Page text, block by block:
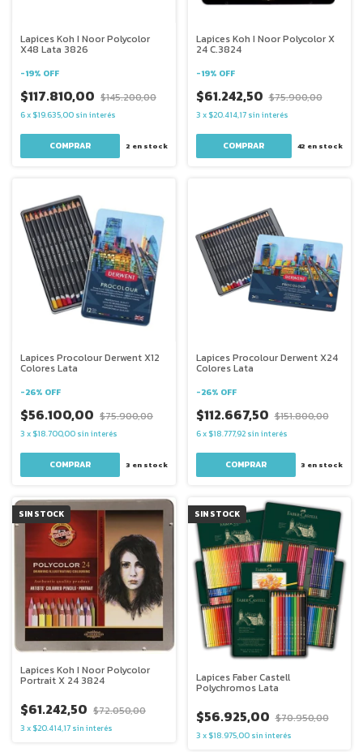
Lapices Koh I Noor Polycolor
X48 Lata 3826
-19% OFF
$117.810,00 $145.200,00
6x $19.635,00 sin interés
2 en stock
Lapices Koh I Noor Polycolor X
24 C.3824
-19% OFF
$61.242,50 $75.900,00
3 x $20.414,17 sin interés
42 en stock
Lapices Procolour Derwent X12
Colores Lata
-26% OFF
$56.100,00 $75.900,00
3 x $18.700,00 sin interés
3 en stock
Lapices Procolour Derwent X24
Colores Lata
-26% OFF
$112.667,50 $151.800,00
6x $18.777,92 sin interés
3 en stock
SIN STOCK
Lapices Koh I Noor Polycolor
Portrait X 24 3824
$61.242,50 $72.050,00
3 x $20.414,17 sin interés
SIN STOCK
Lapices Faber Castell
Polychromos Lata
$56.925,00 $70.950,00
3 x $18.975,00 sin interés